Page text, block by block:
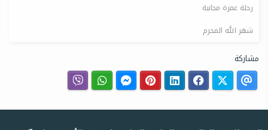
رحلة عمرة مجانية
شهر الله المحرم
مشاركة